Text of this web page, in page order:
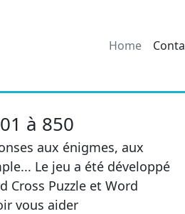
Home
à 850
aux énigmes, aux
Le jeu a été développé
Cross Puzzle et Word
vous aider